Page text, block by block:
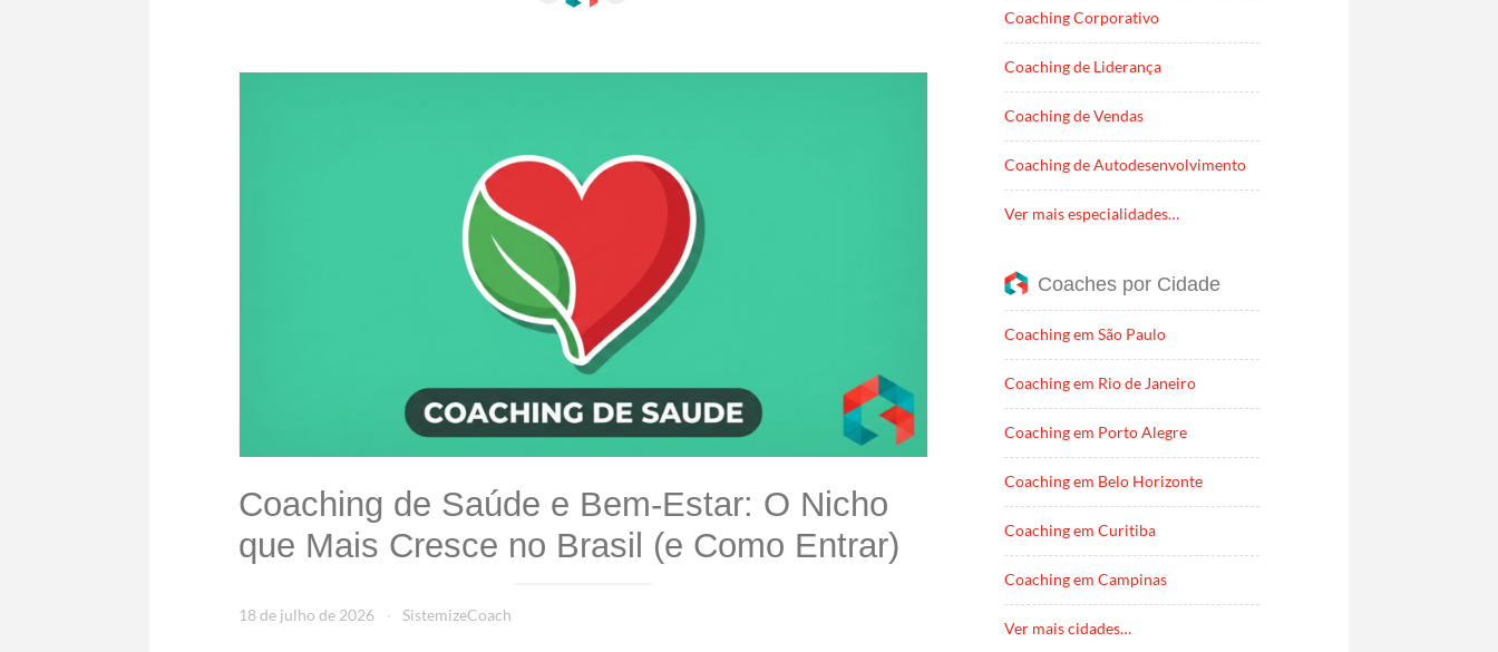
Coaching de Saúde e Bem-Estar: O Nicho que Mais Cresce no Brasil (e Como Entrar)
Coaching de Saúde e Bem-Estar: O Nicho
que Mais Cresce no Brasil (e Como Entrar)
18 de julho de 2026 SistemizeCoach
Coaching Corporativo
Coaching de Liderança
Coaching de Vendas
Coaching de Autodesenvolvimento
Ver mais especialidades…
Coaches por Cidade
Coaching em São Paulo
Coaching em Rio de Janeiro
Coaching em Porto Alegre
Coaching em Belo Horizonte
Coaching em Curitiba
Coaching em Campinas
Ver mais cidades…